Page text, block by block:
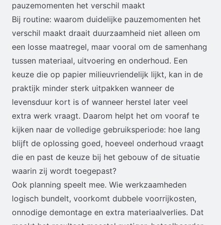
pauzemomenten het verschil maakt
Bij routine: waarom duidelijke pauzemomenten het
verschil maakt draait duurzaamheid niet alleen om
een losse maatregel, maar vooral om de samenhang
tussen materiaal, uitvoering en onderhoud. Een
keuze die op papier milieuvriendelijk lijkt, kan in de
praktijk minder sterk uitpakken wanneer de
levensduur kort is of wanneer herstel later veel
extra werk vraagt. Daarom helpt het om vooraf te
kijken naar de volledige gebruiksperiode: hoe lang
blijft de oplossing goed, hoeveel onderhoud vraagt
die en past de keuze bij het gebouw of de situatie
waarin zij wordt toegepast?
Ook planning speelt mee. Wie werkzaamheden
logisch bundelt, voorkomt dubbele voorrijkosten,
onnodige demontage en extra materiaalverlies. Dat